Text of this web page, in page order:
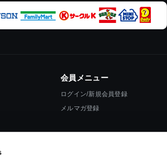
会員メニュー
ログイン/新規会員登録
メルマガ登録